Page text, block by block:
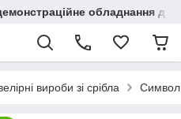
обладнання
вироби зі срібла